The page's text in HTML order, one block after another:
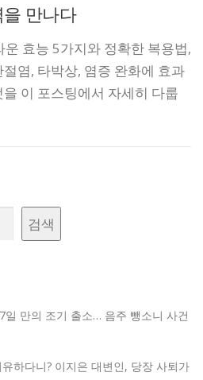
만나다
효능 5가지와 정확한 복용법,
염, 타박상, 염증 완화에 효과
이 포스팅에서 자세히 다룹
검색
일 만의 조기 출소… 음주 뺑소니 사건
하다니? 이지은 대변인, 당장 사퇴가